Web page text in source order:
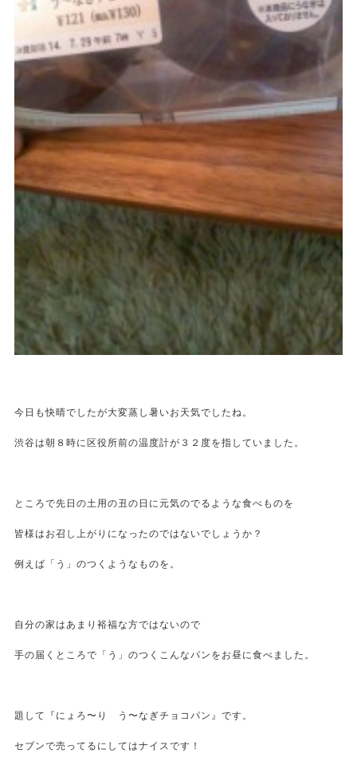
今日も快晴でしたが大変蒸し暑いお天気でしたね。
渋谷は朝８時に区役所前の温度計が３２度を指していました。
ところで先日の土用の丑の日に元気のでるような食べものを
皆様はお召し上がりになったのではないでしょうか？
例えば「う」のつくようなものを。
自分の家はあまり裕福な方ではないので
手の届くところで「う」のつくこんなパンをお昼に食べました。
題して『にょろ〜り う〜なぎチョコパン』です。
セブンで売ってるにしてはナイスです！